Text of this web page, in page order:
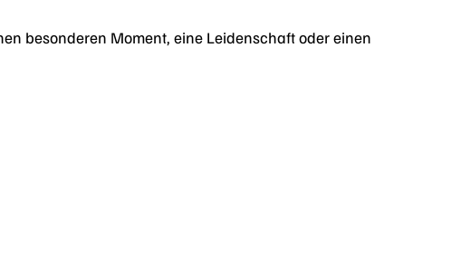
besonderen Moment, eine Leidenschaft oder einen